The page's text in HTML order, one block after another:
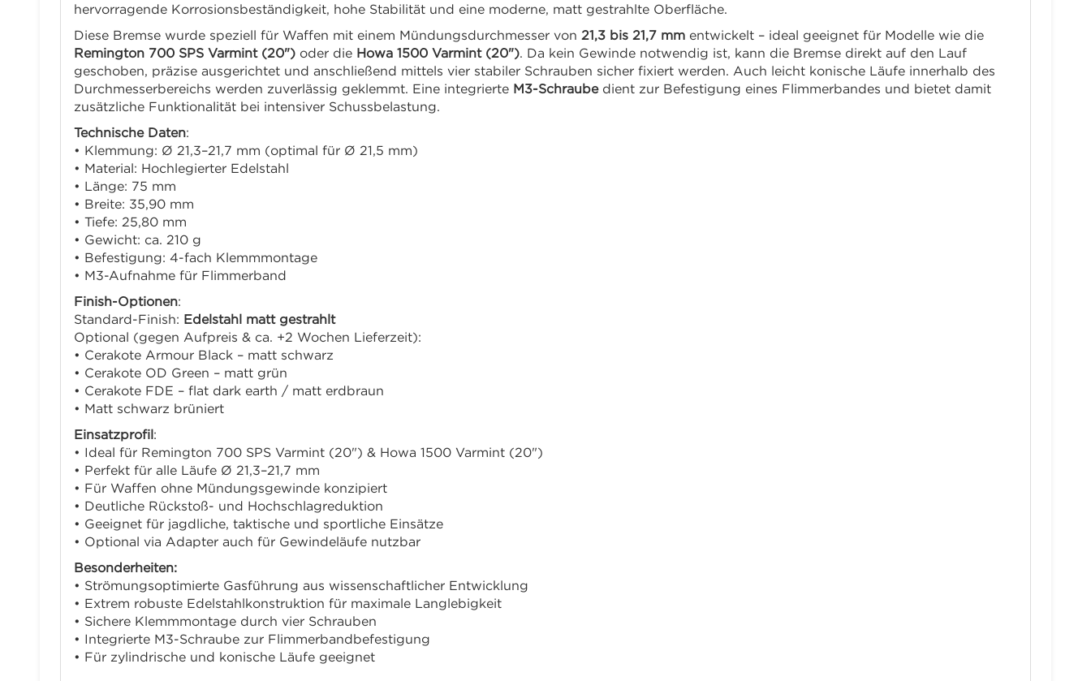
hervorragende Korrosionsbeständigkeit, hohe Stabilität und eine moderne, matt gestrahlte Oberfläche.
Diese Bremse wurde speziell für Waffen mit einem Mündungsdurchmesser von 21,3 bis 21,7 mmentwickelt – ideal geeignet für Modelle wie die
Remington 700 SPS Varmint (20")oder die Howa 1500 Varmint (20"). Da kein Gewinde notwendig ist, kann die Bremse direkt auf den Lauf
geschoben, präzise ausgerichtet und anschließend mittels vier stabiler Schrauben sicher fixiert werden. Auch leicht konische Läufe innerhalb des
Durchmesserbereichs werden zuverlässig geklemmt. Eine integrierte M3-Schraubedient zur Befestigung eines Flimmerbandes und bietet damit
zusätzliche Funktionalität bei intensiver Schussbelastung.
Technische Daten:
• Klemmung: Ø 21,3–21,7 mm (optimal für Ø 21,5 mm)
• Material: Hochlegierter Edelstahl
• Länge: 75 mm
• Breite: 35,90 mm
• Tiefe: 25,80 mm
• Gewicht: ca. 210 g
• Befestigung: 4-fach Klemmmontage
• M3-Aufnahme für Flimmerband
Finish-Optionen:
Standard-Finish: Edelstahl matt gestrahlt
Optional (gegen Aufpreis & ca. +2 Wochen Lieferzeit):
• Cerakote Armour Black – matt schwarz
• Cerakote OD Green – matt grün
• Cerakote FDE – flat dark earth / matt erdbraun
• Matt schwarz brüniert
Einsatzprofil :
• Ideal für Remington 700 SPS Varmint (20") & Howa 1500 Varmint (20")
• Perfekt für alle Läufe Ø 21,3–21,7 mm
• Für Waffen ohne Mündungsgewinde konzipiert
• Deutliche Rückstoß- und Hochschlagreduktion
• Geeignet für jagdliche, taktische und sportliche Einsätze
• Optional via Adapter auch für Gewindeläufe nutzbar
Besonderheiten:
• Strömungsoptimierte Gasführung aus wissenschaftlicher Entwicklung
• Extrem robuste Edelstahlkonstruktion für maximale Langlebigkeit
• Sichere Klemmmontage durch vier Schrauben
• Integrierte M3-Schraube zur Flimmerbandbefestigung
• Für zylindrische und konische Läufe geeignet